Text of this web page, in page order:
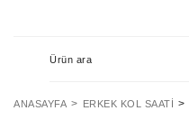
ANASAYFA ERKEK KOL SAATI